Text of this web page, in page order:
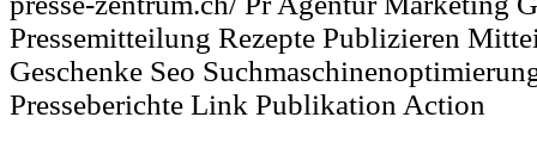
Pressemitteilung Rezepte Publizieren
Geschenke Seo
Presseberichte Link Publikation Action